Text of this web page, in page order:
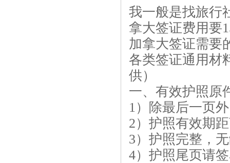
我一般是找旅行
拿大签证费用要
加拿大签证需要
各类签证通用材
供）
一、有效护照原
1）除最后一页
2）护照有效期
3）护照完整，
4）护照尾页请